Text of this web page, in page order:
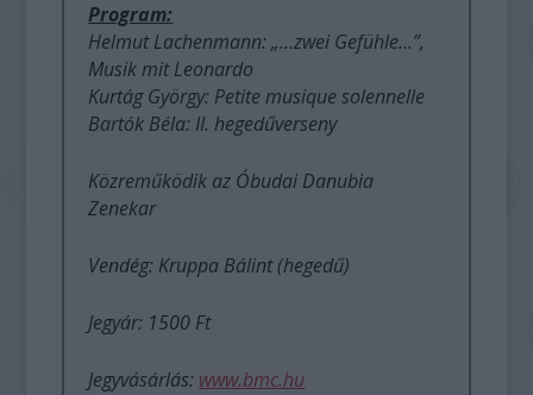
Program:
Helmut Lachenmann: „...zwei Gefühle...”,
Musik mit Leonardo
Kurtág György: Petite musique solennelle
Bartók Béla: II. hegedűverseny
Közreműködik az Óbudai Danubia
Zenekar
Vendég: Kruppa Bálint (hegedű)
Jegyár: 1500 Ft
Jegyvásárlás: www.bmc.hu